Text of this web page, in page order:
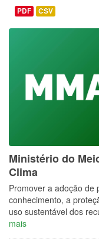
PDF CSV
Ministério do
Clima
Promover a adoção de
conhecimento, a
uso sustentável dos
mais